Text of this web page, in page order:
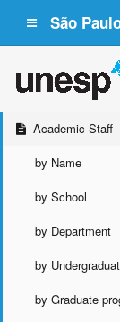
São
Academic Staff
by Name
by School
by Department
by
by Graduate